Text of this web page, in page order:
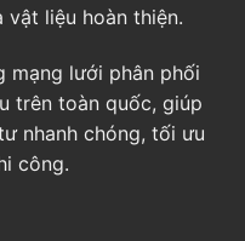
vật liệu hoàn thiện.
mạng lưới phân phối
trên toàn quốc, giúp
nhanh chóng, tối ưu
công.